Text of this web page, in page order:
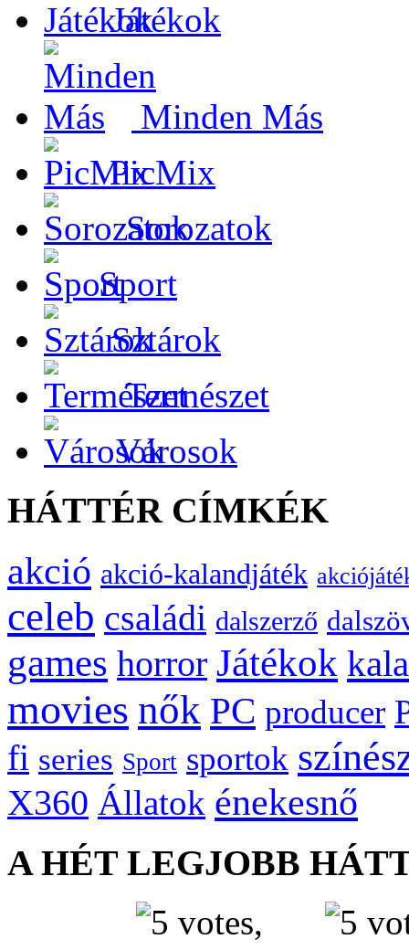
Játékok
Minden Más
PicMix
Sorozatok
Sport
Sztárok
Természet
Városok
HÁTTÉR CÍMKÉK
akció akció-kalandjáték
celeb családi dalszerző
games horror Játékok
movies nők PC producer
fi series Sport sportok
X360 Állatok énekesnő
A HÉT LEGJOBB